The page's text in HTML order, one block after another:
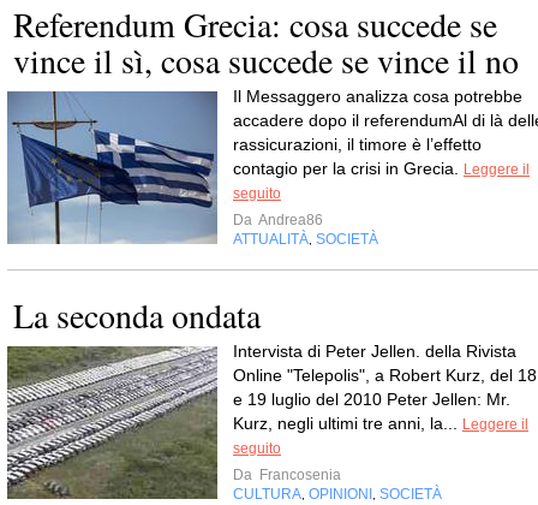
Referendum Grecia: cosa succede se
vince il sì, cosa succede se vince il no
Il Messaggero analizza cosa potrebbe
accadere dopo il referendumAl di là
rassicurazioni, il timore è l’effetto
contagio per la crisi in Grecia. Leggere il
seguito
Da Andrea86
ATTUALITÀ, SOCIETÀ
La seconda ondata
Intervista di Peter Jellen. della Rivista
Online "Telepolis", a Robert Kurz, del 18
e 19 luglio del 2010 Peter Jellen: Mr.
Kurz, negli ultimi tre anni, la... Leggere il
seguito
Da Francosenia
CULTURA, OPINIONI , SOCIETÀ